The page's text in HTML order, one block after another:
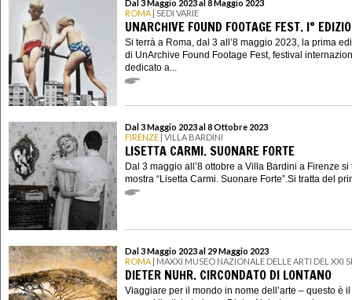
Dal 3 Maggio 2023 al 8 Maggio 2023
ROMA | SEDI VARIE
UNARCHIVE FOUND FOOTAGE FEST. I°
Si terrà a Roma, dal 3 all’8 maggio 2023, la prima
di UnArchive Found Footage Fest, festival
dedicato a...
Dal 3 Maggio 2023 al 8 Ottobre 2023
FIRENZE | VILLA BARDINI
LISETTA CARMI. SUONARE FORTE
Dal 3 maggio all’8 ottobre a Villa Bardini a Firenze si
mostra “Lisetta Carmi. Suonare Forte”.Si tratta del
Dal 3 Maggio 2023 al 29 Maggio 2023
ROMA | MAXXI MUSEO NAZIONALE DELLE ARTI DEL XXI
DIETER NUHR. CIRCONDATO DI LONTANO
Viaggiare per il mondo in nome dell’arte – questo è